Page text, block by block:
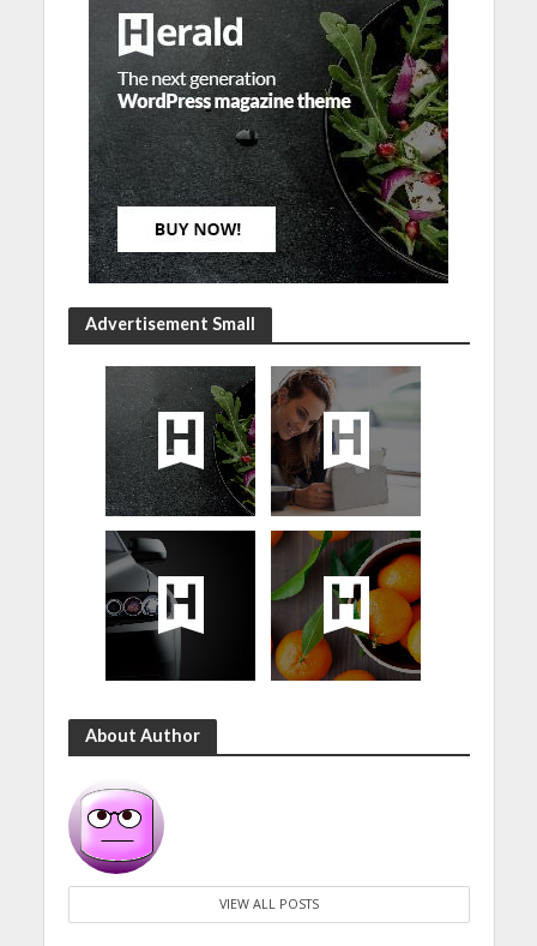
Advertisement Small
About Author
VIEW ALL POSTS